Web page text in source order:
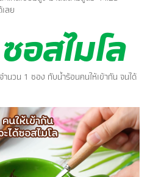
ลย
อสไมโล
นวน 1 ซอง กับน้ำร้อนคนให้เข้ากัน จนได้